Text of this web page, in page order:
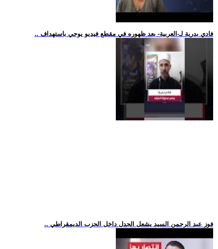
.. فادي بدرية لـ-العربية- بعد ظهوره في مقطع فيديو يوحي باستهداف
.. فوز عبد الرحمن السيد يشعل الجدل داخل الحزب الديمقراطي